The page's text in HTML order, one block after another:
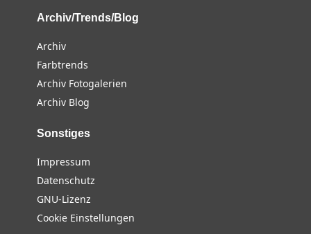
Archiv/Trends/Blog
Archiv
Farbtrends
Archiv Fotogalerien
Archiv Blog
Sonstiges
Impressum
Datenschutz
GNU-Lizenz
Cookie Einstellungen